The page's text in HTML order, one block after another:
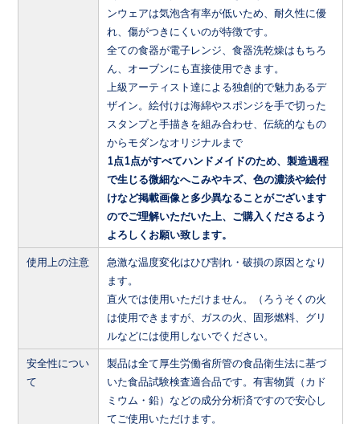
ンウェアは気泡含有率が低いため、耐久性に優
れ、傷がつきにくいのが特徴です。
全ての食器が電子レンジ、食器洗乾燥はもちろ
ん、オーブンにも直接使用できます。
上級アーティスト達による独創的で魅力あるデ
ザイン。絵付けは海綿やスポンジを手で切った
スタンプと手描きを組み合わせ、伝統的なもの
からモダンなオリジナルまで
1点1点がすべてハンドメイドのため、製造過程
で生じる微細なへこみやキズ、色の濃淡や絵付
けなど掲載画像と多少異なることがございます
のでご理解いただいた上、ご購入くださるよう
よろしくお願い致します。
使用上の注意
急激な温度変化はひび割れ・破損の原因となり
ます。
直火では使用いただけません。（ろうそくの火
は使用できますが、ガスの火、固形燃料、グリ
ルなどには使用しないでください。
安全性につい
て
製品は全て厚生労働省所管の食品衛生法に基づ
いた食品試験検査適合品です。有害物質（カド
ミウム・鉛）などの成分分析済ですので安心し
てご使用いただけます。